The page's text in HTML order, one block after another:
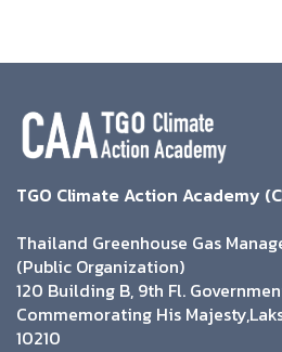
TGO Climate Action Academy
Thailand Greenhouse Gas
(Public Organization)
120 Building B, 9th Fl.
Commemorating His
10210